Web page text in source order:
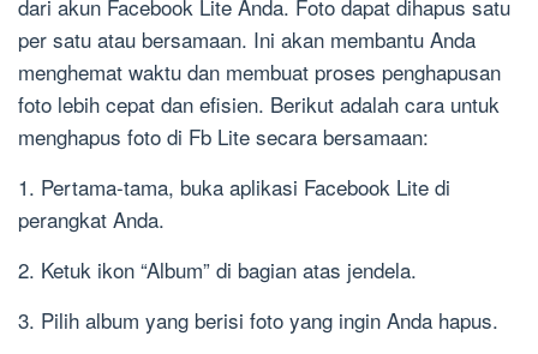
dari akun Facebook Lite Anda. Foto dapat dihapus satu
per satu atau bersamaan. Ini akan membantu Anda
menghemat waktu dan membuat proses penghapusan
foto lebih cepat dan efisien. Berikut adalah cara untuk
menghapus foto di Fb Lite secara bersamaan:
1. Pertama-tama, buka aplikasi Facebook Lite di
perangkat Anda.
2. Ketuk ikon “Album” di bagian atas jendela.
3. Pilih album yang berisi foto yang ingin Anda hapus.